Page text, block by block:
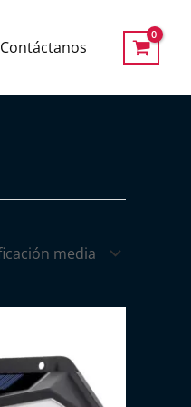
Contáctanos